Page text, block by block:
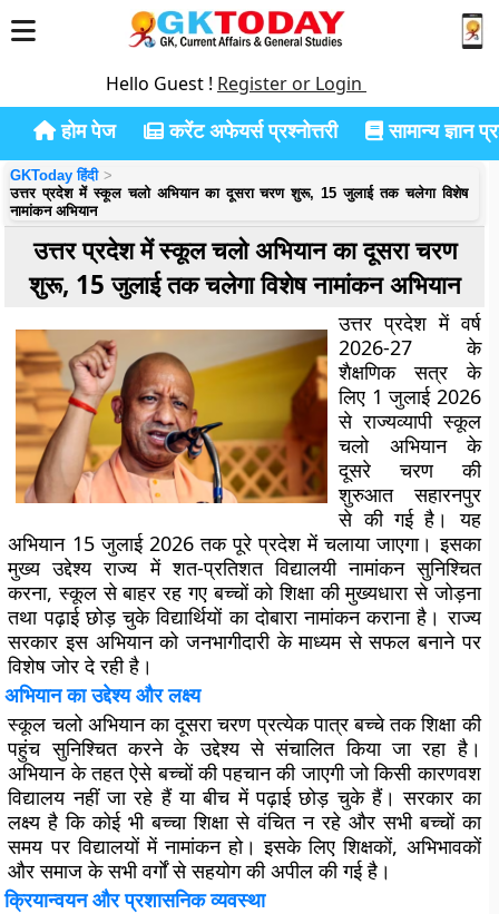
Hello Guest ! Register or Login
होम पेज करेंट अफेयर्स प्रश्नोत्तरी सामान्य ज्ञान
GKToday हिंदी
उत्तर प्रदेश में स्कूल चलो अभियान का दूसरा चरण शुरू, 15 जुलाई तक चलेगा विशेष
नामांकन अभियान
उत्तर प्रदेश में स्कूल चलो अभियान का दूसरा चरण
शुरू, 15 जुलाई तक चलेगा विशेष नामांकन अभियान
उत्तर प्रदेश में वर्ष
2026-27 के
शैक्षणिक सत्र के
लिए 1 जुलाई 2026
से राज्यव्यापीस्कूल
चलो अभियानके
दूसरे चरण की
शुरुआत सहारनपुर
से की गई है। यह
अभियान 15 जुलाई 2026 तक पूरे प्रदेश में चलाया जाएगा। इसका
मुख्य उद्देश्य राज्य में शत-प्रतिशत विद्यालयी नामांकन सुनिश्चित
करना, स्कूल से बाहर रह गए बच्चों को शिक्षा की मुख्यधारा से जोड़ना
तथा पढ़ाई छोड़ चुके विद्यार्थियों का दोबारा नामांकन कराना है। राज्य
सरकार इस अभियान को जनभागीदारी के माध्यम से सफल बनाने पर
विशेष जोर दे रही है।
अभियान का उद्देश्य और लक्ष्य
स्कूल चलो अभियान का दूसरा चरण प्रत्येक पात्र बच्चे तक शिक्षा की
पहुंच सुनिश्चित करने के उद्देश्य से संचालित किया जा रहा है।
अभियान के तहत ऐसे बच्चों की पहचान की जाएगी जो किसी कारणवश
विद्यालय नहीं जा रहे हैं या बीच में पढ़ाई छोड़ चुके हैं। सरकार का
लक्ष्य है कि कोई भी बच्चा शिक्षा से वंचित न रहे और सभी बच्चों का
समय पर विद्यालयों में नामांकन हो। इसके लिए शिक्षकों, अभिभावकों
और समाज के सभी वर्गों से सहयोग की अपील की गई है।
क्रियान्वयन और प्रशासनिक व्यवस्था